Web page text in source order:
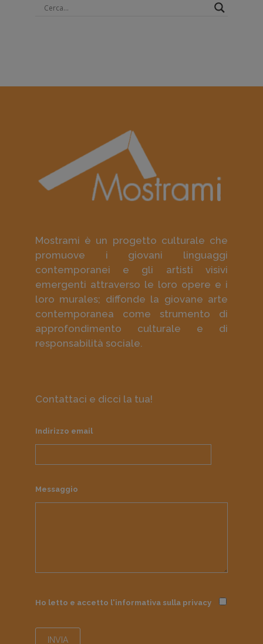
Mostrami è un progetto culturale che
promuove i giovani linguaggi
contemporanei e gli artisti visivi
emergenti attraverso le loro opere e i
loro murales; diffonde la giovane arte
contemporanea come strumento di
approfondimento culturale e di
responsabilità sociale.
Contattaci e dicci la tua!
Indirizzo email
Messaggio
Ho letto e accetto l'informativa sulla privacy